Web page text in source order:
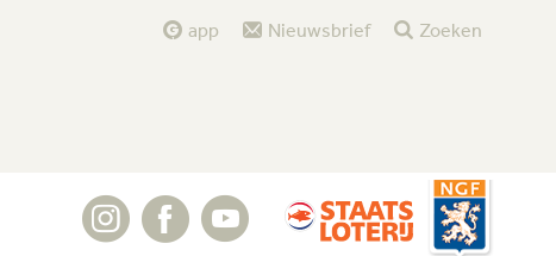
app Nieuwsbrief Zoeken